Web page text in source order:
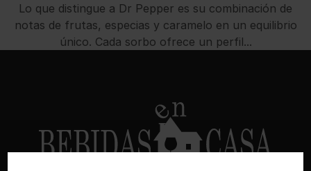
Lo que distingue a Dr Pepper es su combinación de
notas de frutas, especias y caramelo en un equilibrio
único. Cada sorbo ofrece un perfil...